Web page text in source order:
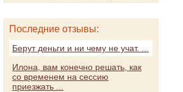
Последние отзывы:
Берут деньги и ни чему не учат. ...
Илона, вам конечно решать, как
со временем на сессию
приезжать ...